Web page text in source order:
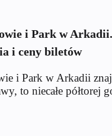
i Park w
i ceny biletów
i Park w Arkadii
to niecałe półtorej